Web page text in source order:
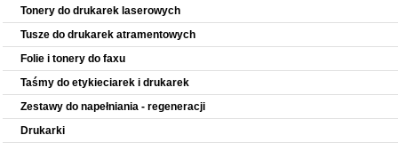
Tonery do drukarek laserowych
Tusze do drukarek atramentowych
Folie i tonery do faxu
Taśmy do etykieciarek i drukarek
Zestawy do napełniania - regeneracji
Drukarki